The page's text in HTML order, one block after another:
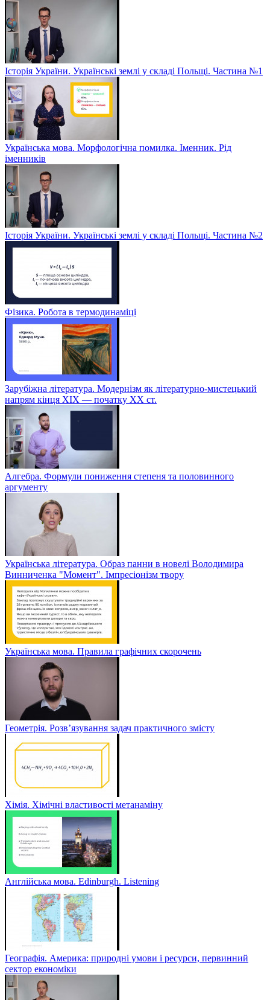
Історія України. Українські землі у складі Польщі. Частина №1
Українська мова. Морфологічна помилка. Іменник. Рід
іменників
Історія України. Українські землі у складі Польщі. Частина №2
Фізика. Робота в термодинаміці
Зарубіжна література. Модернізм як літературно-мистецький
напрям кінця XIX — початку XX ст.
Алгебра. Формули пониження степеня та половинного
аргументу
Українська література. Образ панни в новелі Володимира
Винниченка "Момент". Імпресіонізм твору
Українська мова. Правила графічних скорочень
Геометрія. Розв’язування задач практичного змісту
Хімія. Хімічні властивості метанаміну
Англійська мова. Edinburgh. Listening
Географія. Америка: природні умови і ресурси, первинний
сектор економіки